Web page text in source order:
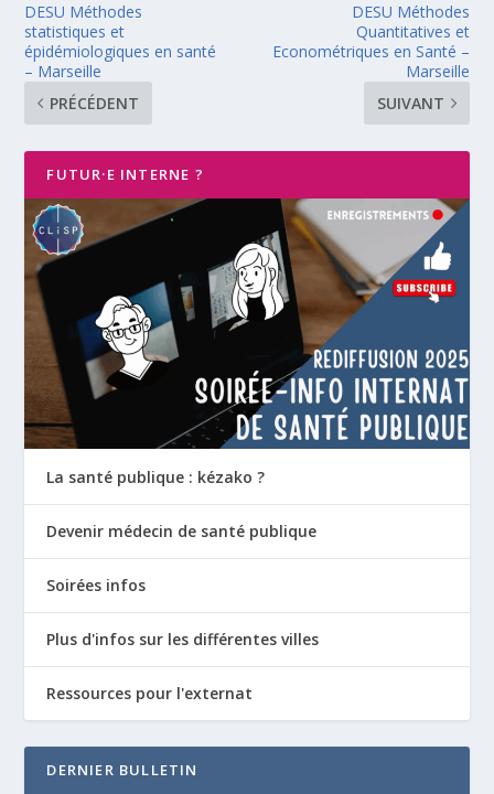
DESU Méthodes
statistiques et
épidémiologiques en santé
– Marseille
PRÉCÉDENT
DESU Méthodes
Quantitatives et
Econométriques en Santé –
Marseille
SUIVANT
FUTUR·E INTERNE ?
La santé publique : kézako ?
Devenir médecin de santé publique
Soirées infos
Plus d'infos sur les différentes villes
Ressources pour l'externat
DERNIER BULLETIN